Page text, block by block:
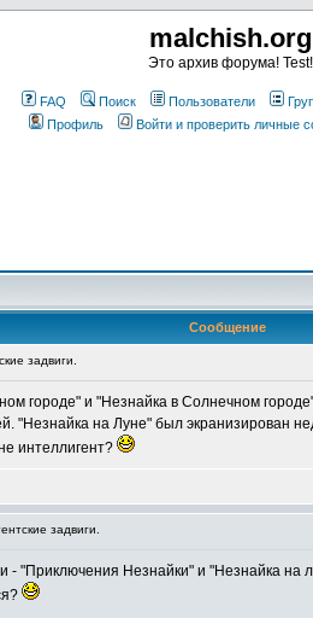
malchish.org
Это архив форума! Test!
FAQ Поиск Пользователи
Профиль
Войти и проверить личные
Сообщение
задвиги.
городе" и "Незнайка в Солнечном
"Незнайка на Луне" был экранизирован
интеллигент?
задвиги.
- "Приключения Незнайки" и "Незнайка